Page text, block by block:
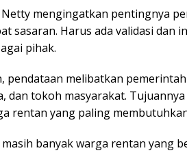
mengingatkan pentingnya
sasaran. Harus ada validasi dan
pihak.
pendataan melibatkan
dan tokoh masyarakat.
rentan yang paling
banyak warga rentan yang